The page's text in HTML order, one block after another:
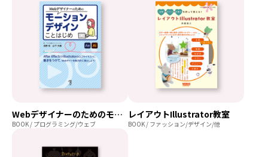
Webデザイナーのためのモーションデザインことはじめ
BOOK / プログラミング/ウェブ
レイアウトIllustrator教室
BOOK / ファッション/デザイン/他